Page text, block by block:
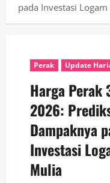
pada Investasi
Perak Update
Harga Perak
2026:
Dampaknya
Investasi
Mulia